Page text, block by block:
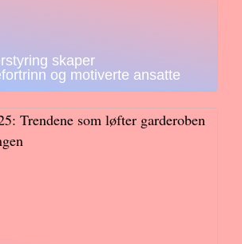
skaper
og motiverte ansatte